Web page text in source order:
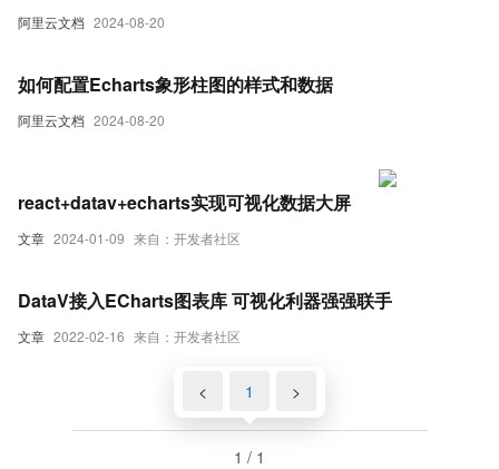
阿里云文档 2024-08-20
阿里云文档 2024-08-20
如何配置Echarts象形柱图的样式和数据
文章 2024-01-09 来自：开发者社区
react+datav+echarts实现可视化数据大屏
文章 2022-02-16 来自：开发者社区
DataV接入ECharts图表库 可视化利器强强联手
< 1 >
1 / 1